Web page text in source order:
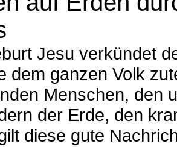
Jesu verkündet
dem ganzen Volk
Menschen, den
der Erde, den
diese gute